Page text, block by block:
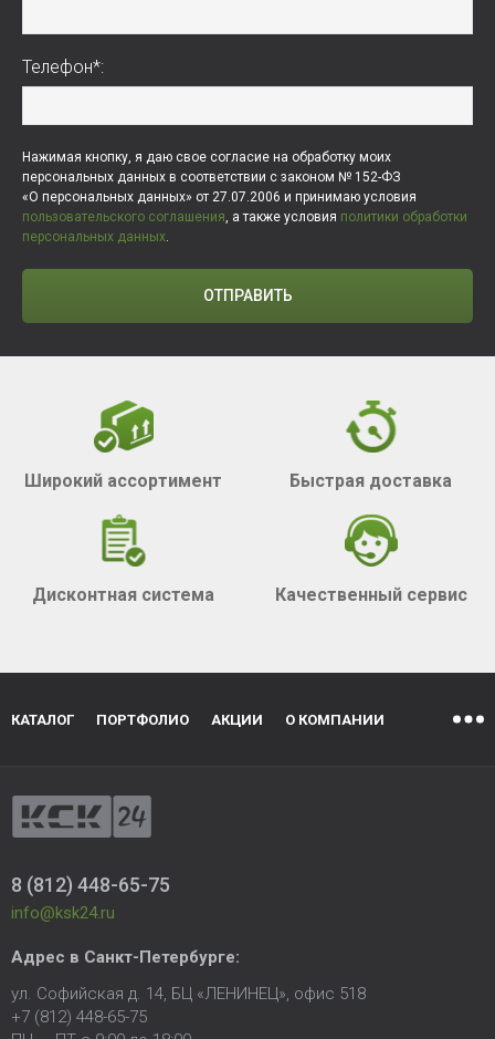
Телефон*:
Нажимая кнопку, я даю свое согласие на обработку моих
персональных данных в соответствии с законом № 152-ФЗ
«О персональных данных» от 27.07.2006 и принимаю условия
пользовательского соглашения , а также условия политики обработки
персональных данных
ОТПРАВИТЬ
Широкий ассортимент Быстрая доставка
Дисконтная система Качественный сервис
КАТАЛОГ ПОРТФОЛИО АКЦИИ О КОМПАНИИ
8 (812) 448-65-75
info@ksk24.ru
Адрес в Санкт-Петербурге:
ул. Софийская д. 14, БЦ «ЛЕНИНЕЦ», офис 518
+7 (812) 448-65-75